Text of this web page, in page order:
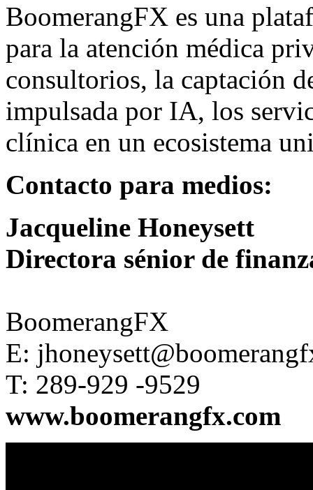
BoomerangFX es una
para la atención médica
consultorios, la captación
impulsada por IA, los
clínica en un ecosistema
Contacto para medios:
Jacqueline Honeysett
Directora sénior de
BoomerangFX
E:
T: 289-929 -9529
www.boomerangfx.com